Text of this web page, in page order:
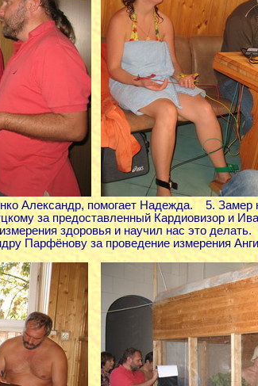
Александр, помогает Надежда. 5. Замер
за предоставленный Кардиовизор и
здоровья и научил нас это делать.
Парфёнову за проведение измерения